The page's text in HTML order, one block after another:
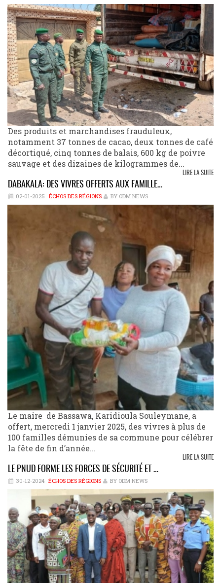
Des produits et marchandises frauduleux,
notamment 37 tonnes de cacao, deux tonnes de café
décortiqué, cinq tonnes de balais, 600 kg de poivre
sauvage et des dizaines de kilogrammes de...
LIRE LA SUITE
DABAKALA: DES VIVRES OFFERTS AUX FAMILLE…
02-01-2025 ÉCHOS DES RÉGIONS BY ODM NEWS
Le maire de Bassawa, Karidioula Souleymane, a
offert, mercredi 1 janvier 2025, des vivres à plus de
100 familles démunies de sa commune pour célébrer
la fête de fin d’année...
LIRE LA SUITE
LE PNUD FORME LES FORCES DE SÉCURITÉ ET …
30-12-2024 ÉCHOS DES RÉGIONS BY ODM NEWS